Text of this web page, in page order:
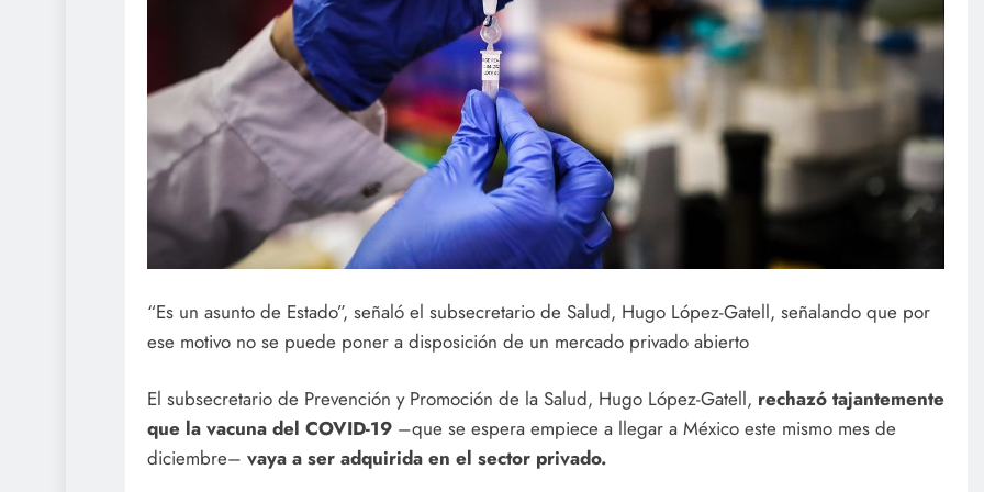
“Es un asunto de Estado”, señaló el subsecretario de Salud, Hugo López-Gatell, señalando que por
ese motivo no se puede poner a disposición de un mercado privado abierto
El subsecretario de Prevención y Promoción de la Salud, Hugo López-Gatell, rechazó tajantemente
que la vacuna del COVID-19 –que se espera empiece a llegar a México este mismo mes de
diciembre– vaya a ser adquirida en el sector privado.